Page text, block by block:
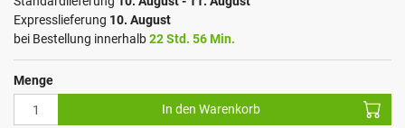
Expresslieferung 10. August
bei Bestellung innerhalb22 Std. 56 Min.
Menge
In den Warenkorb